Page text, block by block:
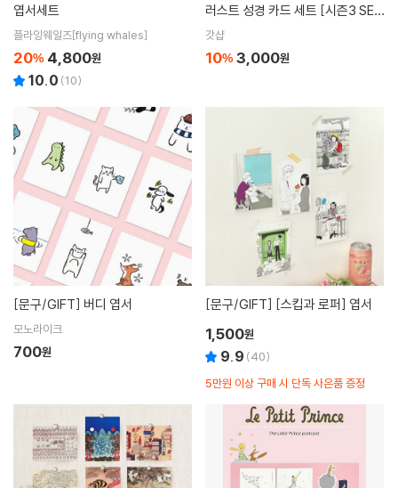
엽서세트
플라잉웨일즈[flying whales]
20% 4,800원
10.0 (10)
러스트 성경 카드 세트 [시즌3 SET
크리스천 예수님 굿즈 전도 부활절
선물 교회 용품 드로잉 크리스찬]
갓샵
10% 3,000원
[문구/GIFT] 버디 엽서
모노라이크
700원
[문구/GIFT] [스킵과 로퍼] 엽서
5만원 이상 구매 시 단독 사은품 증정
1,500원
9.9 (40)